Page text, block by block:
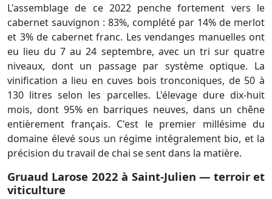
L'assemblage de ce 2022 penche fortement vers le
cabernet sauvignon : 83%, complété par 14% de merlot
et 3% de cabernet franc. Les vendanges manuelles ont
eu lieu du 7 au 24 septembre, avec un tri sur quatre
niveaux, dont un passage par système optique. La
vinification a lieu en cuves bois tronconiques, de 50 à
130 litres selon les parcelles. L'élevage dure dix-huit
mois, dont 95% en barriques neuves, dans un chêne
entièrement français. C'est le premier millésime du
domaine élevé sous un régime intégralement bio, et la
précision du travail de chai se sent dans la matière.
Gruaud Larose 2022 à Saint-Julien — terroir et
viticulture